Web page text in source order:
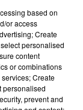
50 ans devenu
de membres et
syrien
en
based on
or access
Create
personalised
content
or combinations
Create
personalised
prevent and